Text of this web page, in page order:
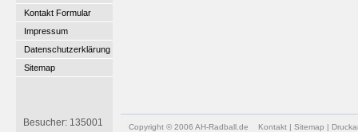
Kontakt Formular
Impressum
Datenschutzerklärung
Sitemap
Besucher: 135001 Copyright © 2006 AH-Radball.de Kontakt| Sitemap |